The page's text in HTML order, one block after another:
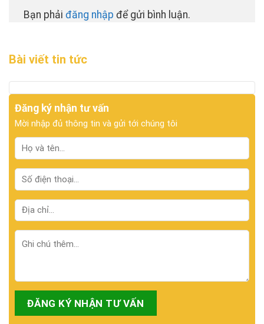
Bạn phải đăng nhập để gửi bình luận.
Bài viết tin tức
Đăng ký nhận tư vấn
Mời nhập đủ thông tin và gửi tới chúng tôi